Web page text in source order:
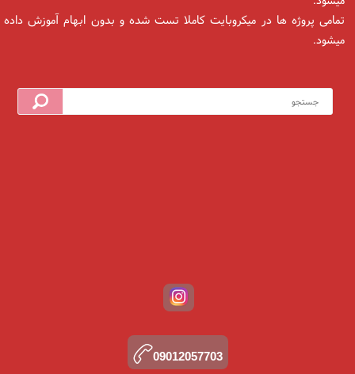
تمامی پروژه ها در میکروبایت کاملا تست شده و بدون ابهام آموزش داده
میشود.
09012057703